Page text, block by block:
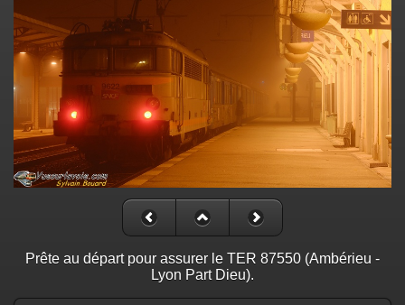
Prête au départ pour assurer le TER 87550 (Ambérieu -
Lyon Part Dieu).